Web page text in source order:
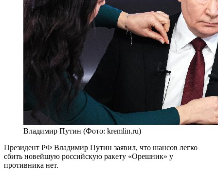
Владимир Путин (Фото: kremlin.ru)
Президент РФ Владимир Путин заявил, что шансов легко
сбить новейшую российскую ракету «Орешник» у
противника нет.